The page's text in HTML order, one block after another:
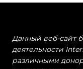
Данный веб-сайт
деятельности
различными